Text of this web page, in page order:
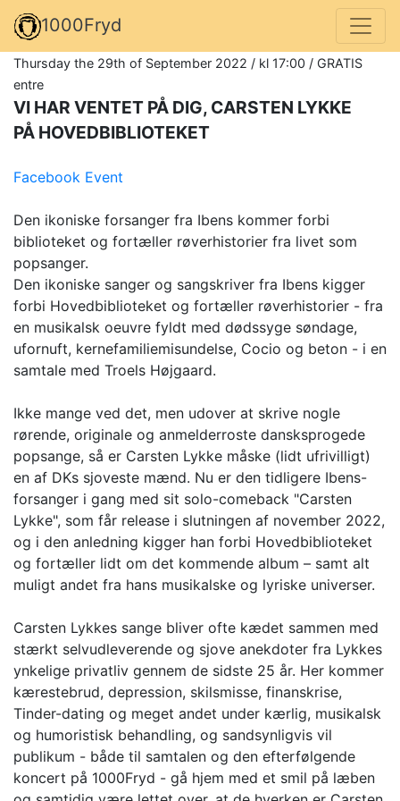
1000Fryd
Thursday the 29th of September 2022 / kl 17:00 / GRATIS
entre
VI HAR VENTET PÅ DIG, CARSTEN LYKKE
PÅ HOVEDBIBLIOTEKET
Facebook Event
Den ikoniske forsanger fra Ibens kommer forbi
biblioteket og fortæller røverhistorier fra livet som
popsanger.
Den ikoniske sanger og sangskriver fra Ibens kigger
forbi Hovedbiblioteket og fortæller røverhistorier - fra
en musikalsk oeuvre fyldt med dødssyge søndage,
ufornuft, kernefamiliemisundelse, Cocio og beton - i en
samtale med Troels Højgaard.
Ikke mange ved det, men udover at skrive nogle
rørende, originale og anmelderroste dansksprogede
popsange, så er Carsten Lykke måske (lidt ufrivilligt)
en af DKs sjoveste mænd. Nu er den tidligere Ibens-
forsanger i gang med sit solo-comeback "Carsten
Lykke", som får release i slutningen af november 2022,
og i den anledning kigger han forbi Hovedbiblioteket
og fortæller lidt om det kommende album – samt alt
muligt andet fra hans musikalske og lyriske universer.
Carsten Lykkes sange bliver ofte kædet sammen med
stærkt selvudleverende og sjove anekdoter fra Lykkes
ynkelige privatliv gennem de sidste 25 år. Her kommer
kærestebrud, depression, skilsmisse, finanskrise,
Tinder-dating og meget andet under kærlig, musikalsk
og humoristisk behandling, og sandsynligvis vil
publikum - både til samtalen og den efterfølgende
koncert på 1000Fryd - gå hjem med et smil på læben